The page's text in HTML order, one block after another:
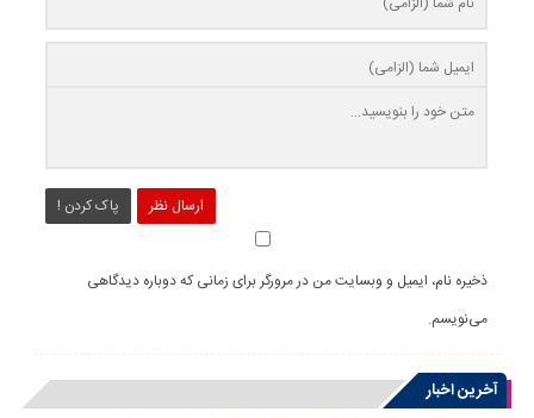
ارسال نظر پاک کردن !
ذخیره نام، ایمیل و وبسایت من در مرورگر برای زمانی که دوباره دیدگاهی
می‌نویسم.
آخرین اخبار